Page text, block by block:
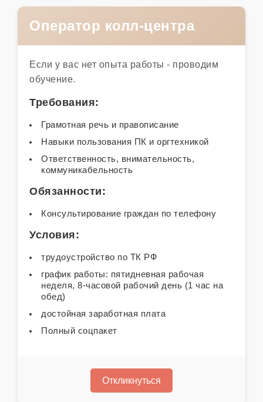
Оператор колл-центра
Если у вас нет опыта работы - проводим
обучение.
Требования:
Грамотная речь и правописание
Навыки пользования ПК и оргтехникой
Ответственность, внимательность,
коммуникабельность
Обязанности:
Консультирование граждан по телефону
Условия:
трудоустройство по ТК РФ
график работы: пятидневная рабочая
неделя, 8-часовой рабочий день (1 час на
обед)
достойная заработная плата
Полный соцпакет
Откликнуться